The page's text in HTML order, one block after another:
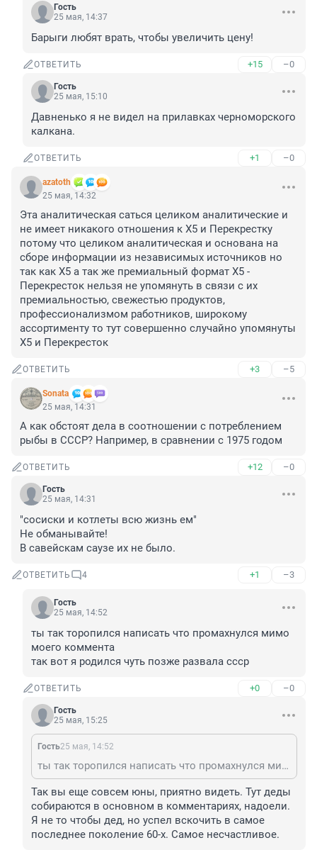
Гость
25 мая, 14:37
Барыги любят врать, чтобы увеличить цену!
ОТВЕТИТЬ +15 –0
Гость
25 мая, 15:10
Давненько я не видел на прилавках черноморского
калкана.
ОТВЕТИТЬ +1 –0
azatoth
25 мая, 14:32
Эта аналитическая саться целиком аналитические и
не имеет никакого отношения к X5 и Перекрестку
потому что целиком аналитическая и основана на
сборе информации из независимых источников но
так как Х5 а так же премиальный формат Х5 -
Перекресток нельзя не упомянуть в связи с их
премиальностью, свежестью продуктов,
профессионализмом работников, широкому
ассортименту то тут совершенно случайно упомянуты
Х5 и Перекресток
ОТВЕТИТЬ +3 –5
Sonata
25 мая, 14:31
А как обстоят дела в соотношении с потреблением
рыбы в СССР? Например, в сравнении с 1975 годом
ОТВЕТИТЬ +12 –0
Гость
25 мая, 14:31
"сосиски и котлеты всю жизнь ем"
Не обманывайте!
В савейскам саузе их не было.
ОТВЕТИТЬ 4 +1 –3
Гость
25 мая, 14:52
ты так торопился написать что промахнулся мимо
моего коммента
так вот я родился чуть позже развала ссср
ОТВЕТИТЬ +0 –0
Гость
25 мая, 15:25
Гость25 мая, 14:52
ты так торопился написать что промахнулся мимо моего коммента так вот я родился чуть позже развала ссср
Так вы еще совсем юны, приятно видеть. Тут деды
собираются в основном в комментариях, надоели.
Я не то чтобы дед, но успел вскочить в самое
последнее поколение 60-х. Самое несчастливое.